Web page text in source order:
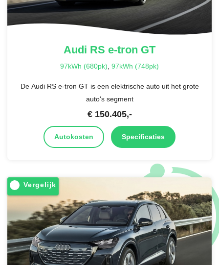
Audi RS e-tron GT
97kWh (680pk), 97kWh (748pk)
De Audi RS e-tron GT is een elektrische auto uit het grote
auto's segment
€ 150.405,-
Autokosten Specificaties
Vergelijk